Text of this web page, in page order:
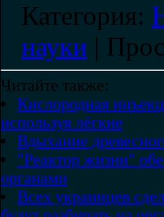
Категория:
науки |
Читайте также:
Кислородная
используя лёгкие
Вдыхание
"Реактор жизни"
органами
Всех украинцев